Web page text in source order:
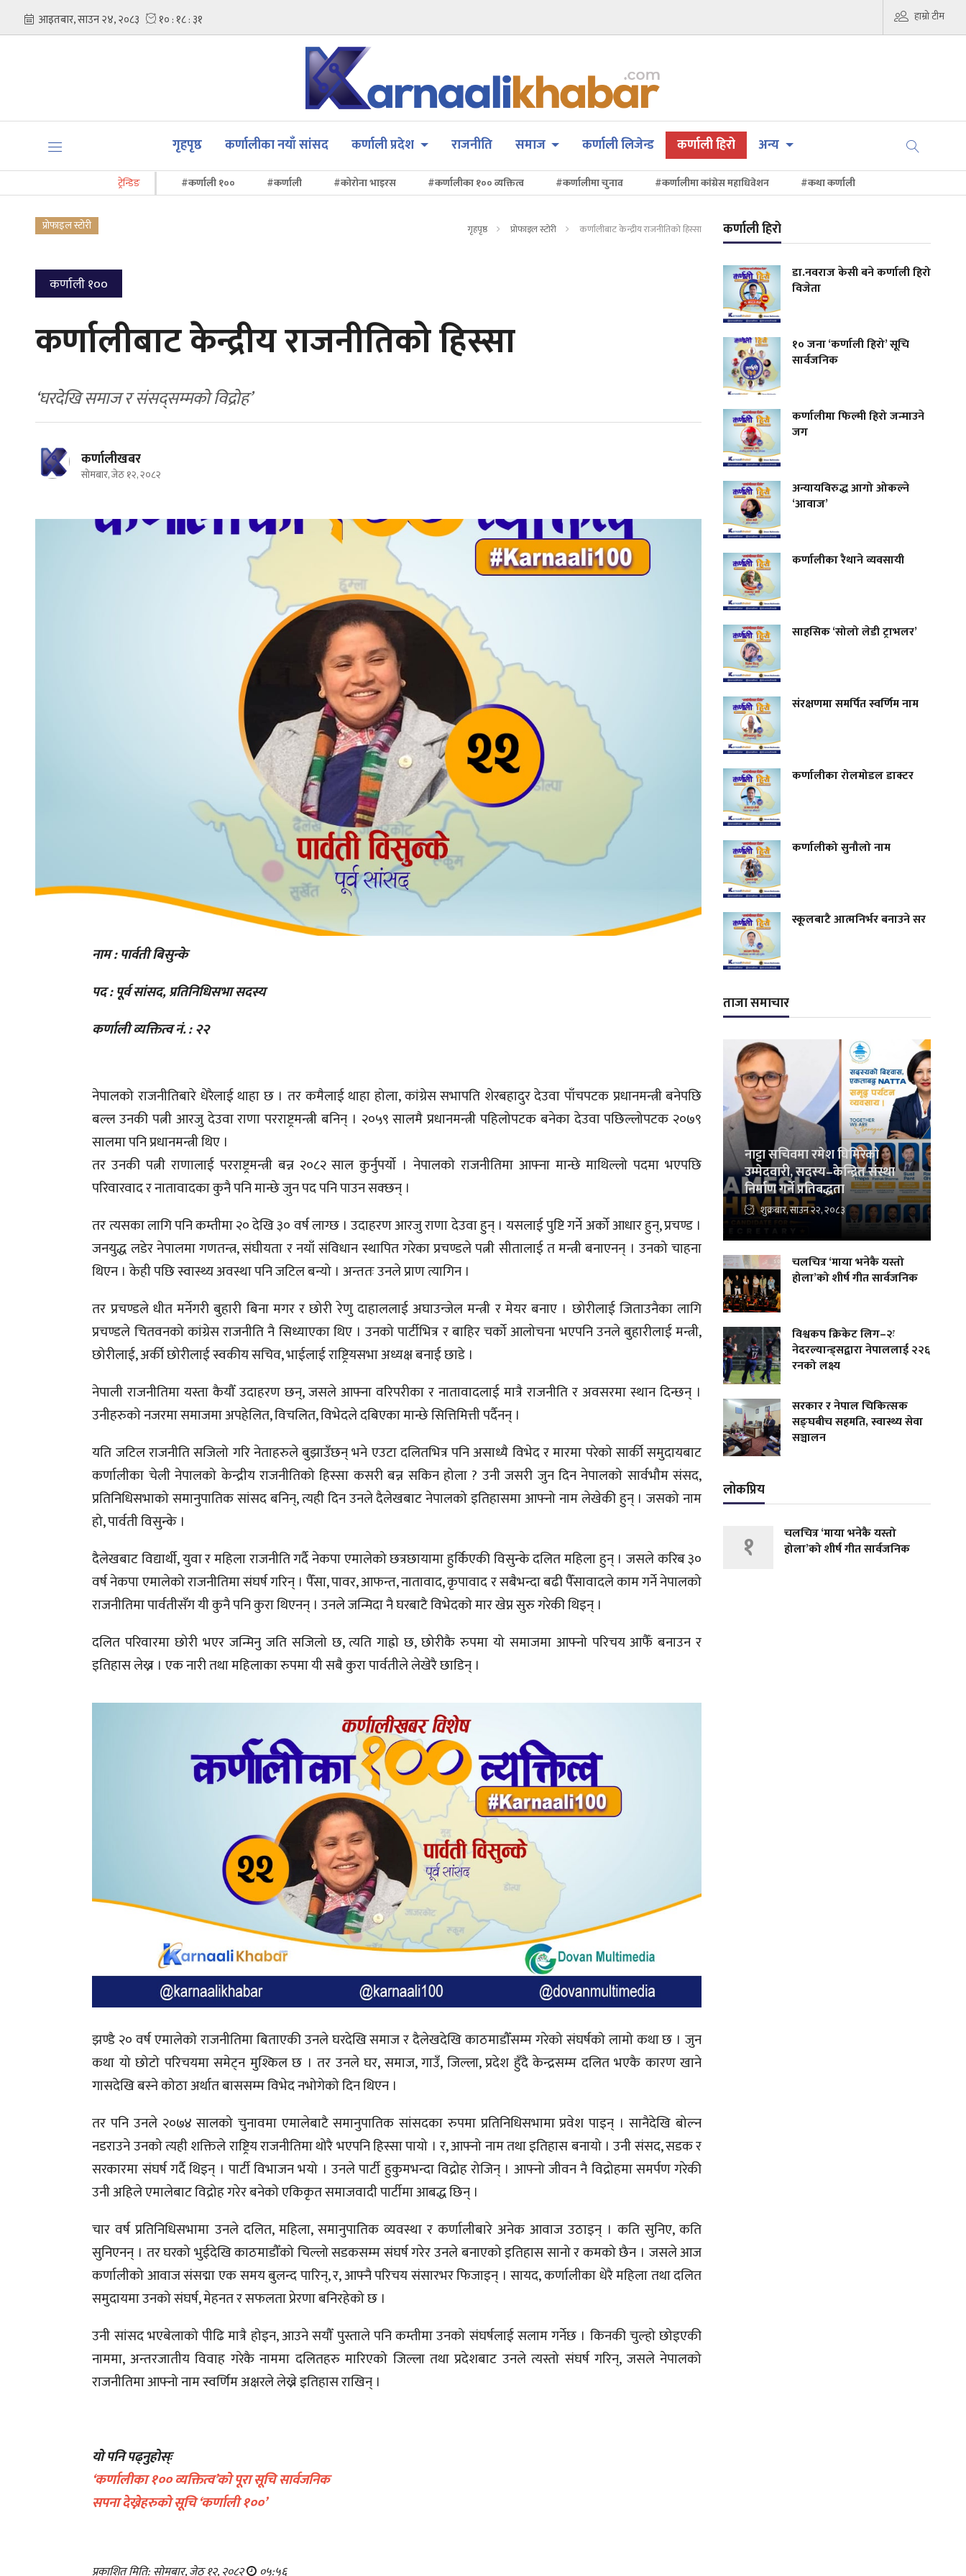
हाम्रो टीम
गृहपृष्ठ कर्णालीका नयाँ सांसद कर्णाली प्रदेश राजनीति समाज कर्णाली लिजेन्ड कर्णाली हिरो अन्य
ट्रेन्डिङ #कर्णाली १०० #कर्णाली #कोरोना भाइरस #कर्णालीका १०० व्यक्तित्व #कर्णालीमा चुनाव #कर्णालीमा कांग्रेस महाधिवेशन #कथा कर्णाली
प्रोफाइल स्टोरी गृहपृष्ठ प्रोफाइल स्टोरी कर्णालीबाट केन्द्रीय राजनीतिको हिस्सा
कर्णाली १००
कर्णालीबाट केन्द्रीय राजनीतिको हिस्सा
‘घरदेखि समाज र संसद्सम्मको विद्रोह’
कर्णालीखबर
सोमबार, जेठ १२, २०८२
नाम : पार्वती बिसुन्के
पद : पूर्व सांसद, प्रतिनिधिसभा सदस्य
कर्णाली व्यक्तित्व नं. : २२
नेपालको राजनीतिबारे धेरैलाई थाहा छ । तर कमैलाई थाहा होला, कांग्रेस सभापति शेरबहादुर देउवा पाँचपटक प्रधानमन्त्री बनेपछि
बल्ल उनकी पत्नी आरजु देउवा राणा परराष्ट्रमन्त्री बनिन् । २०५९ सालमै प्रधानमन्त्री पहिलोपटक बनेका देउवा पछिल्लोपटक २०७९
सालमा पनि प्रधानमन्त्री थिए ।
तर उनकी पत्नी राणालाई परराष्ट्रमन्त्री बन्न २०८२ साल कुर्नुपर्यो । नेपालको राजनीतिमा आफ्ना मान्छे माथिल्लो पदमा भएपछि
परिवारवाद र नातावादका कुनै पनि मान्छे जुन पद पनि पाउन सक्छन् ।
तर त्यसका लागि पनि कम्तीमा २० देखि ३० वर्ष लाग्छ । उदाहरण आरजु राणा देउवा हुन् । यसलाई पुष्टि गर्ने अर्को आधार हुन्, प्रचण्ड ।
जनयुद्ध लडेर नेपालमा गणतन्त्र, संघीयता र नयाँ संविधान स्थापित गरेका प्रचण्डले पत्नी सीतालाई त मन्त्री बनाएनन् । उनको चाहना
थिएन । केही पछि स्वास्थ्य अवस्था पनि जटिल बन्यो । अन्ततः उनले प्राण त्यागिन ।
तर प्रचण्डले धीत मर्नेगरी बुहारी बिना मगर र छोरी रेणु दाहाललाई अघाउन्जेल मन्त्री र मेयर बनाए । छोरीलाई जिताउनैका लागि
प्रचण्डले चितवनको कांग्रेस राजनीति नै सिध्याएका थिए । उनको पार्टीभित्र र बाहिर चर्को आलोचना भएपनि उनले बुहारीलाई मन्त्री,
छोरीलाई, अर्की छोरीलाई स्वकीय सचिव, भाईलाई राष्ट्रियसभा अध्यक्ष बनाई छाडे ।
नेपाली राजनीतिमा यस्ता कैयौँ उदाहरण छन्, जसले आफ्ना वरिपरीका र नातावादलाई मात्रै राजनीति र अवसरमा स्थान दिन्छन् ।
उनीहरुको नजरमा समाजमा अपहेलित, विचलित, विभेदले दबिएका मान्छे सित्तिमित्ती पर्दैनन् ।
यति जटिल राजनीति सजिलो गरि नेताहरुले बुझाउँछन् भने एउटा दलितभित्र पनि असाध्यै विभेद र मारमा परेको सार्की समुदायबाट
कर्णालीका चेली नेपालको केन्द्रीय राजनीतिको हिस्सा कसरी बन्न सकिन होला ? उनी जसरी जुन दिन नेपालको सार्वभौम संसद,
प्रतिनिधिसभाको समानुपातिक सांसद बनिन्, त्यही दिन उनले दैलेखबाट नेपालको इतिहासमा आफ्नो नाम लेखेकी हुन् । जसको नाम
हो, पार्वती विसुन्के ।
दैलेखबाट विद्यार्थी, युवा र महिला राजनीति गर्दै नेकपा एमालेको छत्रछायामा हुर्किएकी विसुन्के दलित महिला हुन् । जसले करिब ३०
वर्ष नेकपा एमालेको राजनीतिमा संघर्ष गरिन् । पैँसा, पावर, आफन्त, नातावाद, कृपावाद र सबैभन्दा बढी पैँसावादले काम गर्ने नेपालको
राजनीतिमा पार्वतीसँग यी कुनै पनि कुरा थिएनन् । उनले जन्मिदा नै घरबाटै विभेदको मार खेप्न सुरु गरेकी थिइन् ।
दलित परिवारमा छोरी भएर जन्मिनु जति सजिलो छ, त्यति गाह्रो छ, छोरीकै रुपमा यो समाजमा आफ्नो परिचय आफैँ बनाउन र
इतिहास लेख्न । एक नारी तथा महिलाका रुपमा यी सबै कुरा पार्वतीले लेखेरै छाडिन् ।
झण्डै २० वर्ष एमालेको राजनीतिमा बिताएकी उनले घरदेखि समाज र दैलेखदेखि काठमाडौँसम्म गरेको संघर्षको लामो कथा छ । जुन
कथा यो छोटो परिचयमा समेट्न मुश्किल छ । तर उनले घर, समाज, गाउँ, जिल्ला, प्रदेश हुँदै केन्द्रसम्म दलित भएकै कारण खाने
गासदेखि बस्ने कोठा अर्थात बाससम्म विभेद नभोगेको दिन थिएन ।
तर पनि उनले २०७४ सालको चुनावमा एमालेबाटै समानुपातिक सांसदका रुपमा प्रतिनिधिसभामा प्रवेश पाइन् । सानैदेखि बोल्न
नडराउने उनको त्यही शक्तिले राष्ट्रिय राजनीतिमा थोरै भएपनि हिस्सा पायो । र, आफ्नो नाम तथा इतिहास बनायो । उनी संसद, सडक र
सरकारमा संघर्ष गर्दै थिइन् । पार्टी विभाजन भयो । उनले पार्टी हुकुमभन्दा विद्रोह रोजिन् । आफ्नो जीवन नै विद्रोहमा समर्पण गरेकी
उनी अहिले एमालेबाट विद्रोह गरेर बनेको एकिकृत समाजवादी पार्टीमा आबद्ध छिन् ।
चार वर्ष प्रतिनिधिसभामा उनले दलित, महिला, समानुपातिक व्यवस्था र कर्णालीबारे अनेक आवाज उठाइन् । कति सुनिए, कति
सुनिएनन् । तर घरको भुईदेखि काठमाडौँको चिल्लो सडकसम्म संघर्ष गरेर उनले बनाएको इतिहास सानो र कमको छैन । जसले आज
कर्णालीको आवाज संसद्मा एक समय बुलन्द पारिन्, र, आफ्नै परिचय संसारभर फिजाइन् । सायद, कर्णालीका धेरै महिला तथा दलित
समुदायमा उनको संघर्ष, मेहनत र सफलता प्रेरणा बनिरहेको छ ।
उनी सांसद भएबेलाको पीढि मात्रै होइन, आउने सयौँ पुस्ताले पनि कम्तीमा उनको संघर्षलाई सलाम गर्नेछ । किनकी चुल्हो छोइएकी
नाममा, अन्तरजातीय विवाह गरेकै नाममा दलितहरु मारिएको जिल्ला तथा प्रदेशबाट उनले त्यस्तो संघर्ष गरिन्, जसले नेपालको
राजनीतिमा आफ्नो नाम स्वर्णिम अक्षरले लेख्ने इतिहास राखिन् ।
यो पनि पढ्नुहोस्ः
‘कर्णालीका १०० व्यक्तित्व’को पूरा सूचि सार्वजनिक
सपना देख्नेहरुको सूचि ‘कर्णाली १००’
प्रकाशित मिति: सोमबार, जेठ १२, २०८२ ०५:५६
कर्णाली हिरो
डा.नवराज केसी बने कर्णाली हिरो
विजेता
१० जना ‘कर्णाली हिरो’ सूचि
सार्वजनिक
कर्णालीमा फिल्मी हिरो जन्माउने
जग
अन्यायविरुद्ध आगो ओकल्ने
‘आवाज’
कर्णालीका रैथाने व्यवसायी
साहसिक ‘सोलो लेडी ट्राभलर’
संरक्षणमा समर्पित स्वर्णिम नाम
कर्णालीका रोलमोडल डाक्टर
कर्णालीको सुनौलो नाम
स्कूलबाटै आत्मनिर्भर बनाउने सर
ताजा समाचार
नाट्टा सचिवमा रमेश घिमिरेको
उम्मेदवारी, सदस्य–केन्द्रित संस्था
निर्माण गर्ने प्रतिबद्धता
शुक्रबार, साउन २२, २०८३
चलचित्र ‘माया भनेकै यस्तो
होला’को शीर्ष गीत सार्वजनिक
विश्वकप क्रिकेट लिग–२ः
नेदरल्यान्ड्सद्वारा नेपाललाई २२६
रनको लक्ष्य
सरकार र नेपाल चिकित्सक
सङ्घबीच सहमति, स्वास्थ्य सेवा
सञ्चालन
लोकप्रिय
१
चलचित्र ‘माया भनेकै यस्तो
होला’को शीर्ष गीत सार्वजनिक